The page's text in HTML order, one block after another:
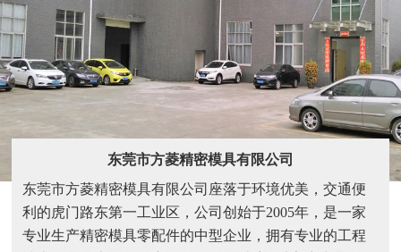
东莞市方菱精密模具有限公司
东莞市方菱精密模具有限公司座落于环境优美，交通便
利的虎门路东第一工业区，公司创始于2005年，是一家
专业生产精密模具零配件的中型企业，拥有专业的工程